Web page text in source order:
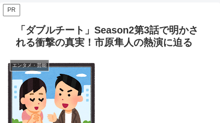
PR
「ダブルチート」Season2第3話で明かさ
れる衝撃の真実！市原隼人の熱演に迫る
エンタメ・芸能